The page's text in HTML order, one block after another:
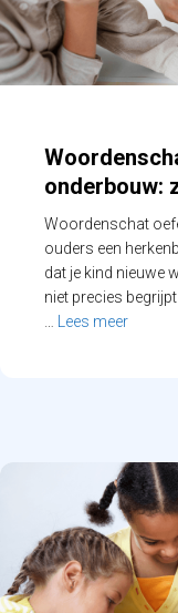
onderbouw:
Woordenschat
ouders een
dat je kind nieuwe
niet precies
… Lees meer